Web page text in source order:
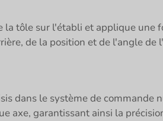
tôle sur l'établi et applique une
de la position et de l'angle
dans le système de commande
axe, garantissant ainsi la